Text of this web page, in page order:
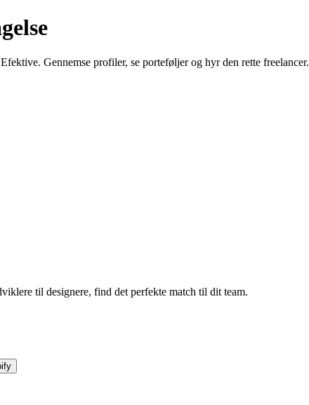
Gennemse profiler, se porteføljer og hyr den rette freelancer.
til designere, find det perfekte match til dit team.